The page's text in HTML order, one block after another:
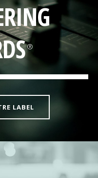
®
LABEL